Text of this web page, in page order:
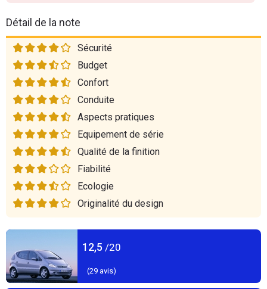
Détail de la note
Sécurité
Budget
Confort
Conduite
Aspects pratiques
Equipement de série
Qualité de la finition
Fiabilité
Ecologie
Originalité du design
12,5 /20
(29 avis)